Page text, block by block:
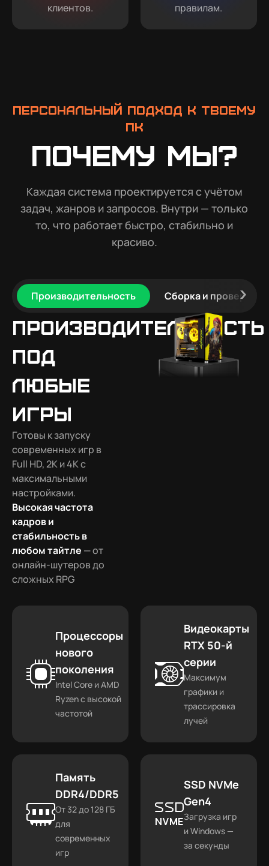
клиентов. правилам.
Персональный подход к твоему
ПК
Почему мы?
Каждая система проектируется с учётом
задач, жанров и запросов. Внутри — только
то, что работает быстро, стабильно и
красиво.
Производительность Сборка и проверка
Производительность
под
любые
игры
Готовы к запуску
современных игр в
Full HD, 2K и 4K с
максимальными
настройками.
Высокая частота
кадров и
стабильность в
любом тайтле — от
онлайн-шутеров до
сложных RPG
Процессоры
нового
поколения
Intel Core и AMD
Ryzen с высокой
частотой
Видеокарты
RTX 50-й
серии
Максимум
графики и
трассировка
лучей
Память
DDR4/DDR5
От 32 до 128 ГБ
для
современных
игр
SSD NVMe
Gen4
Загрузка игр
и Windows —
за секунды